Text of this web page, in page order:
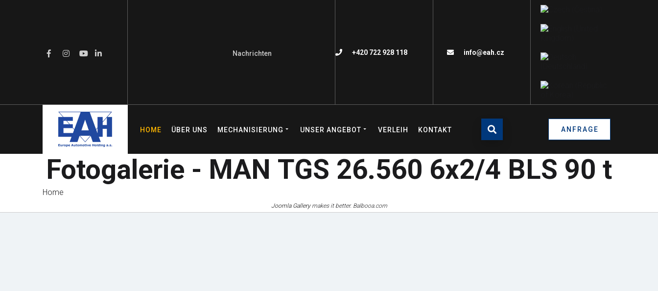
Nachrichten +420 722 928 118 info@eah.cz
HOME ÜBER UNS MECHANISIERUNG UNSER ANGEBOT VERLEIH KONTAKT ANFRAGE
Fotogalerie - MAN TGS 26.560 6x2/4 BLS 90 t
Home
Joomla Gallerymakes it better. Balbooa.com